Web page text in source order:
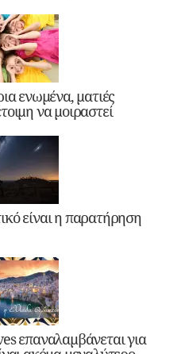
ενωμένα, ματιές
να μοιραστεί
είναι η παρατήρηση
επαναλαμβάνεται για